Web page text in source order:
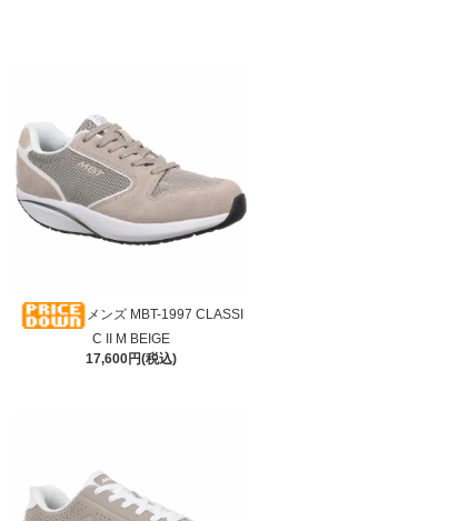
メンズ MBT-1997 CLASSI
C II M BEIGE
17,600円(税込)